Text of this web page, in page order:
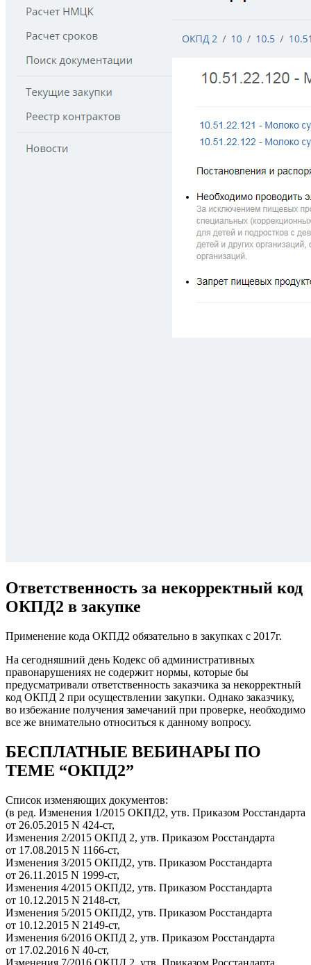
Ответственность за некорректный код
ОКПД2 в закупке
Применение кода ОКПД2 обязательно в закупках с 2017г.
На сегодняшний день Кодекс об административных
правонарушениях не содержит нормы, которые бы
предусматривали ответственность заказчика за некорректный
код ОКПД 2 при осуществлении закупки. Однако заказчику,
во избежание получения замечаний при проверке, необходимо
все же внимательно относиться к данному вопросу.
БЕСПЛАТНЫЕ ВЕБИНАРЫ ПО
ТЕМЕ “ОКПД2”
Список изменяющих документов:
(в ред. Изменения 1/2015 ОКПД2, утв. Приказом Росстандарта
от 26.05.2015 N 424-ст,
Изменения 2/2015 ОКПД 2, утв. Приказом Росстандарта
от 17.08.2015 N 1166-ст,
Изменения 3/2015 ОКПД2, утв. Приказом Росстандарта
от 26.11.2015 N 1999-ст,
Изменения 4/2015 ОКПД2, утв. Приказом Росстандарта
от 10.12.2015 N 2148-ст,
Изменения 5/2015 ОКПД2, утв. Приказом Росстандарта
от 10.12.2015 N 2149-ст,
Изменения 6/2016 ОКПД 2, утв. Приказом Росстандарта
от 17.02.2016 N 40-ст,
Изменения 7/2016 ОКПД 2, утв. Приказом Росстандарта